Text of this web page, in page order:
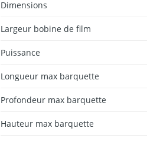
Dimensions
Largeur bobine de film
Puissance
Longueur max barquette
Profondeur max barquette
Hauteur max barquette